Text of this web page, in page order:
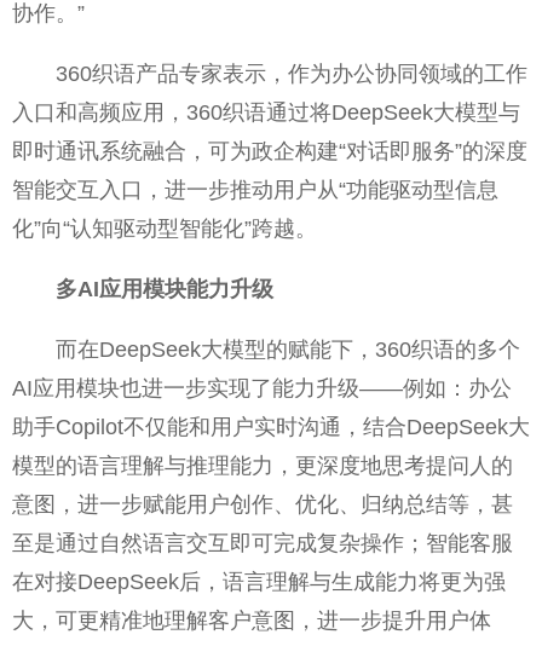
协作。”
360织语产品专家表示，作为办公协同领域的工作
入口和高频应用，360织语通过将DeepSeek大模型与
即时通讯系统融合，可为政企构建“对话即服务”的深度
智能交互入口，进一步推动用户从“功能驱动型信息
化”向“认知驱动型智能化”跨越。
多AI应用模块能力升级
而在DeepSeek大模型的赋能下，360织语的多个
AI应用模块也进一步实现了能力升级——例如：办公
助手Copilot不仅能和用户实时沟通，结合DeepSeek大
模型的语言理解与推理能力，更深度地思考提问人的
意图，进一步赋能用户创作、优化、归纳总结等，甚
至是通过自然语言交互即可完成复杂操作；智能客服
在对接DeepSeek后，语言理解与生成能力将更为强
大，可更精准地理解客户意图，进一步提升用户体